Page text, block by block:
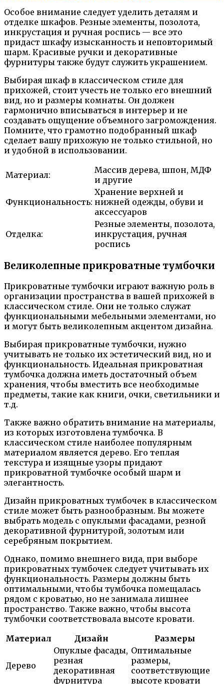
Особое внимание следует уделить деталям и
отделке шкафов. Резные элементы, позолота,
инкрустация и ручная роспись — все это
придаст шкафу изысканность и неповторимый
шарм. Красивые ручки и декоративные
фурнитуры также будут служить украшением.
Выбирая шкаф в классическом стиле для
прихожей, стоит учесть не только его внешний
вид, но и размеры комнаты. Он должен
гармонично вписываться в интерьер и не
создавать ощущение объемного загромождения.
Помните, что грамотно подобранный шкаф
сделает вашу прихожую не только стильной, но
и удобной в использовании.
Материал:
Массив дерева, шпон, МДФ
и другие
Функциональность:
Хранение верхней и
нижней одежды, обуви и
аксессуаров
Отделка:
Резные элементы, позолота,
инкрустация, ручная
роспись
Великолепные прикроватные тумбочки
Прикроватные тумбочки играют важную роль в
организации пространства в вашей прихожей в
классическом стиле. Они не только служат
функциональными мебельными элементами, но
и могут быть великолепным акцентом дизайна.
Выбирая прикроватные тумбочки, нужно
учитывать не только их эстетический вид, но и
функциональность. Идеальная прикроватная
тумбочка должна иметь достаточный объем
хранения, чтобы вместить все необходимые
предметы, такие как книги, очки, светильники и
т.д.
Также важно обратить внимание на материалы,
из которых изготовлена тумбочка. В
классическом стиле наиболее популярным
материалом является дерево. Его теплая
текстура и изящные узоры придают
прикроватной тумбочке особый шарм и
элегантность.
Дизайн прикроватных тумбочек в классическом
стиле может быть разнообразным. Вы можете
выбрать модель с опуклыми фасадами, резной
декоративной фурнитурой, золотым или
серебряным покрытием.
Однако, помимо внешнего вида, при выборе
прикроватных тумбочек следует учитывать их
функциональность. Размеры должны быть
оптимальными, чтобы тумбочка помещалась
рядом с кроватью, но не занимала лишнее
пространство. Также важно, чтобы высота
тумбочки соответствовала высоте кровати.
Материал
Дизайн Размеры
Дерево
Опуклые фасады,
резная
декоративная
фурнитура
Оптимальные
размеры,
соответствующие
высоте кровати